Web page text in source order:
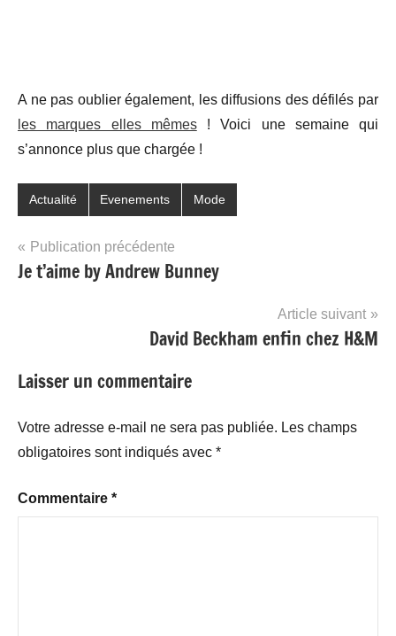
A ne pas oublier également, les diffusions des défilés par
les marques elles mêmes! Voici une semaine qui
s’annonce plus que chargée !
Actualité Evenements Mode
Navigation
de
Publication précédente
Je t’aime by Andrew Bunney
Article suivant
David Beckham enfin chez H&M
Laisser un commentaire
Votre adresse e-mail ne sera pas publiée. Les champs
obligatoires sont indiqués avec *
Commentaire *